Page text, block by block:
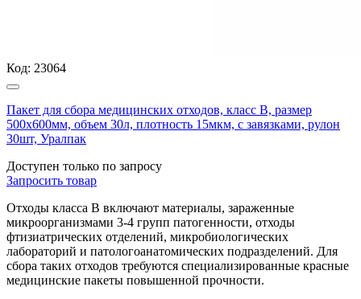
Код: 23064
Пакет для сбора медицинских отходов, класс В, размер
500х600мм, объем 30л, плотность 15мкм, с завязками, рулон
30шт, Уралпак
Доступен только по запросу
Запросить товар
Отходы класса В включают материалы, зараженные
микроорганизмами 3-4 групп патогенности, отходы
фтизиатрических отделений, микробиологических
лабораторий и патологоанатомических подразделений. Для
сбора таких отходов требуются специализированные красные
медицинские пакеты повышенной прочности.